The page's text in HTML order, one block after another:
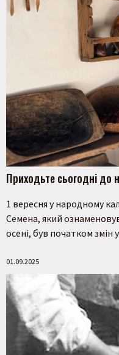
Приходьте сьогодні
1 вересня у народному
Семена, який
осені, був початком змін
01.09.2025